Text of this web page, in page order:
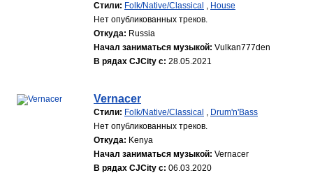
Стили: Folk/Native/Classical , House
Нет опубликованных треков.
Откуда: Russia
Начал заниматься музыкой: Vulkan777den
В рядах CJCity с: 28.05.2021
Vernacer
Стили: Folk/Native/Classical , Drum'n'Bass
Нет опубликованных треков.
Откуда: Kenya
Начал заниматься музыкой: Vernacer
В рядах CJCity с: 06.03.2020